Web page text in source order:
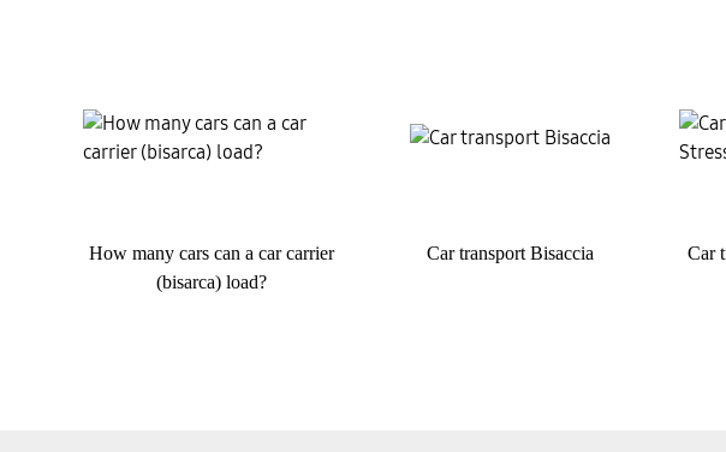
How many cars can a car carrier
(bisarca) load?
Car transport Bisaccia
Car